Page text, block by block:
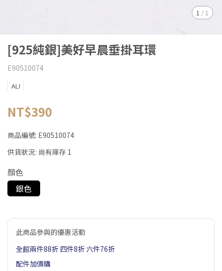
1 / 1
[925純銀]美好早晨垂掛耳環
E90510074
ALI
NT$390
商品編號: E90510074
供貨狀況: 尚有庫存 1
顏色
銀色
此商品參與的優惠活動
全館兩件88折 四件8折 六件76折
配件加價購